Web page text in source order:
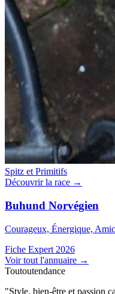
Spitz et Primitifs
Découvrir la race →
Buhund Norvégien
Courageux, Énergique,
Fiche Expert 2026
Voir tout l'annuaire →
Toutoutendance
"Style, bien-être et passion